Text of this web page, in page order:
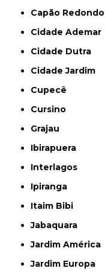
Capão Redondo
Cidade Ademar
Cidade Dutra
Cidade Jardim
Cupecê
Cursino
Grajau
Ibirapuera
Interlagos
Ipiranga
Itaim Bibi
Jabaquara
Jardim América
Jardim Europa